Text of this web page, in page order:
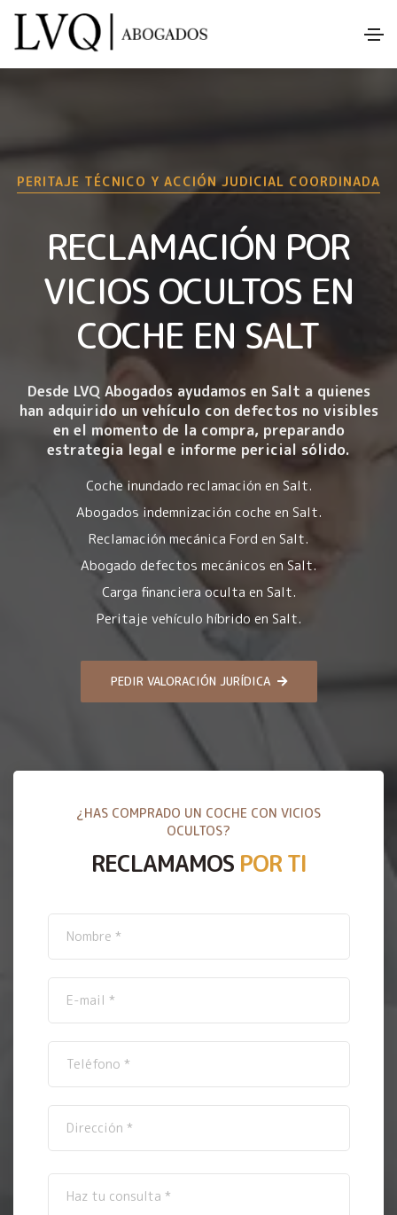
PERITAJE TÉCNICO Y ACCIÓN JUDICIAL COORDINADA
RECLAMACIÓN POR
VICIOS OCULTOS EN
COCHE EN SALT
Desde LVQ Abogados ayudamos en Salt a quienes
han adquirido un vehículo con defectos no visibles
en el momento de la compra, preparando
estrategia legal e informe pericial sólido.
Coche inundado reclamación en Salt.
Abogados indemnización coche en Salt.
Reclamación mecánica Ford en Salt.
Abogado defectos mecánicos en Salt.
Carga financiera oculta en Salt.
Peritaje vehículo híbrido en Salt.
PEDIR VALORACIÓN JURÍDICA
¿HAS COMPRADO UN COCHE CON VICIOS
OCULTOS?
RECLAMAMOS POR TI